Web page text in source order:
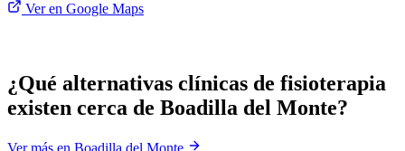
Ver en Google Maps
¿Qué alternativas clínicas de fisioterapia
existen cerca de Boadilla del Monte?
Ver más en Boadilla del Monte